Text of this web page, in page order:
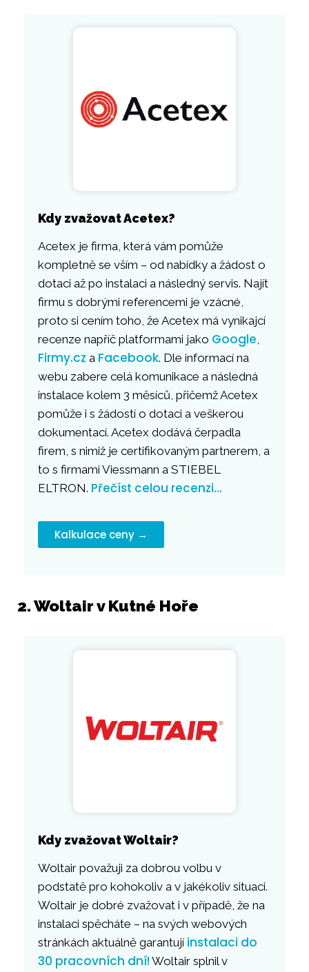
Kdy zvažovat Acetex?
Acetex je firma, která vám pomůže
kompletně se vším – od nabídky a žádost o
dotaci až po instalaci a následný servis. Najít
firmu s dobrými referencemi je vzácné,
proto si cením toho, že Acetex má vynikajcí
recenze napříč platformami jako Google
Firmy.cz a Facebook. Dle informací na
webu zabere celá komunikace a následná
instalace kolem 3 měsíců, přičemž Acetex
pomůže i s žádostí o dotaci a veškerou
dokumentací. Acetex dodává čerpadla
firem, s nimiž je certifikovaným partnerem, a
to s firmami Viessmann a STIEBEL
ELTRON. Přečíst celou recenzi…
Kalkulace ceny →
2. Woltair v Kutné Hoře
Kdy zvažovat Woltair?
Woltair považuji za dobrou volbu v
podstatě pro kohokoliv a v jakékoliv situaci.
Woltair je dobré zvažovat i v případě, že na
instalaci spěcháte – na svých webových
stránkách aktuálně garantují instalaci do
30 pracovních dní! Woltair splnil v